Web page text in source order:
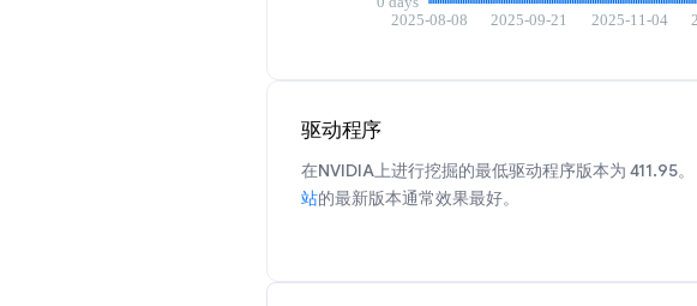
驱动程序
在NVIDIA上进行挖掘的最低驱动程序版本为 411.95。
站的最新版本通常效果最好。